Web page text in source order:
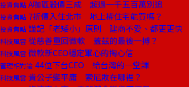
投資焦點 A咖區殺價三成 超過一千五百萬別追
投資焦點 7折價入住北市 地上權住宅能買嗎？
投資焦點 謹記「老矮小」原則 建商不愛、都更更快
科技風雲 從慈善重回微軟 蓋茲的最後一搏？
科技風雲 微軟新CEO穩定軍心的掏心信
管理相對論 44位下台CEO 給台灣的一堂課
科技風雲 貴公子變平庸 索尼敗在哪裡？